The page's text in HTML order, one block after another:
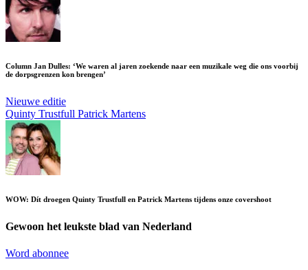
Column Jan Dulles: ‘We waren al jaren zoekende naar een muzikale weg die ons voorbij
de dorpsgrenzen kon brengen’
Nieuwe editie
Quinty Trustfull Patrick Martens
WOW: Dít droegen Quinty Trustfull en Patrick Martens tijdens onze covershoot
Gewoon het leukste blad van Nederland
Word abonnee